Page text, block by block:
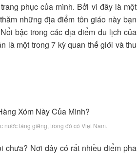
phục của mình. Bởi vì đây là một
những địa điểm tôn giáo này bạn
bậc trong các địa điểm du lịch của
là một trong 7 kỳ quan thế giới và thu
láng giềng, trong đó có Việt Nam.
chưa? Nơi đây có rất nhiều điểm pha